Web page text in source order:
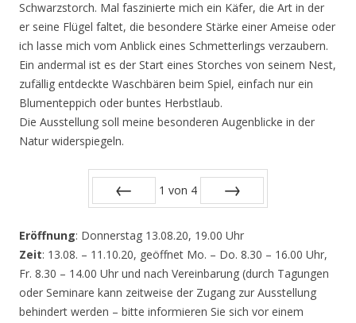
Schwarzstorch. Mal faszinierte mich ein Käfer, die Art in der
er seine Flügel faltet, die besondere Stärke einer Ameise oder
ich lasse mich vom Anblick eines Schmetterlings verzaubern.
Ein andermal ist es der Start eines Storches von seinem Nest,
zufällig entdeckte Waschbären beim Spiel, einfach nur ein
Blumenteppich oder buntes Herbstlaub.
Die Ausstellung soll meine besonderen Augenblicke in der
Natur widerspiegeln.
1 von 4
Eröffnung: Donnerstag 13.08.20, 19.00 Uhr
Zeit: 13.08. – 11.10.20, geöffnet Mo. – Do. 8.30 – 16.00 Uhr,
Fr. 8.30 – 14.00 Uhr und nach Vereinbarung (durch Tagungen
oder Seminare kann zeitweise der Zugang zur Ausstellung
behindert werden – bitte informieren Sie sich vor einem